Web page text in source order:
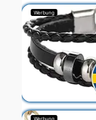
Werbung
Werbung